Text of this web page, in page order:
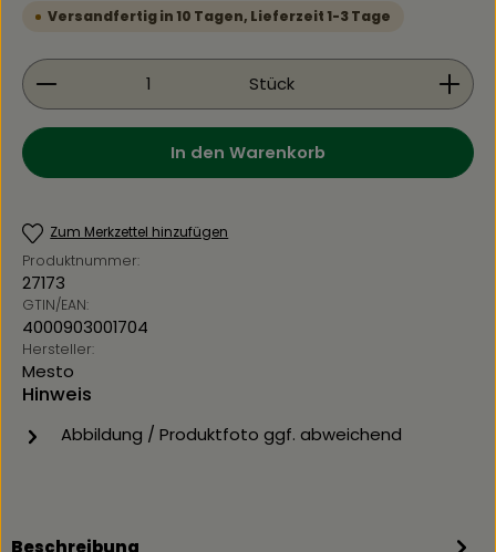
Versandfertig in 10 Tagen, Lieferzeit 1-3 Tage
Produkt Anzahl: Gib den gewünschten Wert
Stück
In den Warenkorb
Zum Merkzettel hinzufügen
Produktnummer:
27173
GTIN/EAN:
4000903001704
Hersteller:
Mesto
Hinweis
Abbildung / Produktfoto ggf. abweichend
Beschreibung